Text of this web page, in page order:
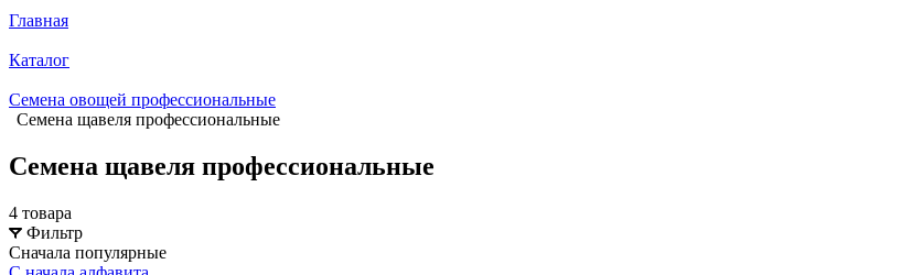
Главная
Каталог
Семена овощей профессиональные
Семена щавеля профессиональные
Семена щавеля профессиональные
4 товара
Фильтр
Сначала популярные